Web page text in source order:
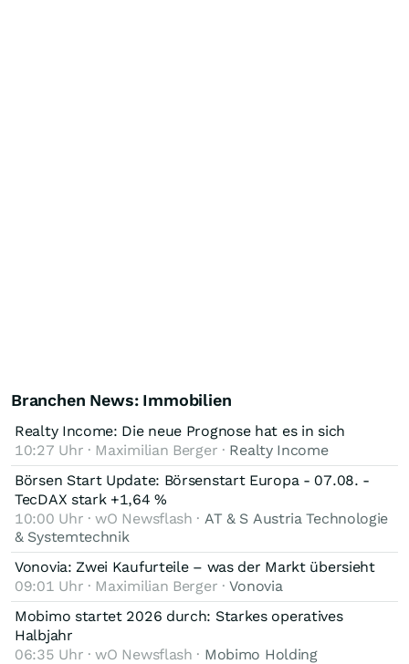
Branchen News: Immobilien
Realty Income: Die neue Prognose hat es in sich
10:27 Uhr · Maximilian Berger · Realty Income
Börsen Start Update: Börsenstart Europa - 07.08. -
TecDAX stark +1,64 %
10:00 Uhr · wO Newsflash · AT & S Austria Technologie
& Systemtechnik
Vonovia: Zwei Kaufurteile – was der Markt übersieht
09:01 Uhr · Maximilian Berger ·Vonovia
Mobimo startet 2026 durch: Starkes operatives
Halbjahr
06:35 Uhr · wO Newsflash · Mobimo Holding